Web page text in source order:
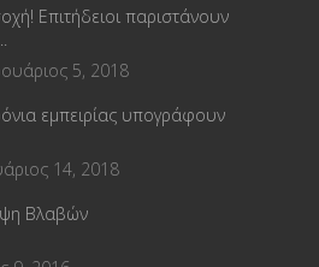
Επιτήδειοι παριστάνουν
5, 2018
εμπειρίας υπογράφουν
14, 2018
Βλαβών